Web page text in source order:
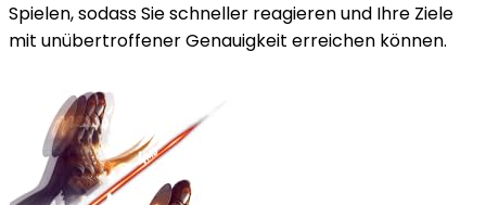
Spielen, sodass Sie schneller reagieren und Ihre Ziele
mit unübertroffener Genauigkeit erreichen können.